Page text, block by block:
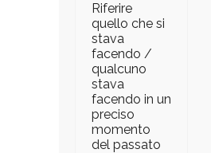
Riferire
quello che si
stava
facendo /
qualcuno
stava
facendo in un
preciso
momento
del passato